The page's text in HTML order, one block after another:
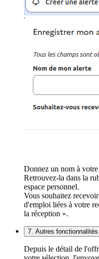
Donnez un nom à votre
Retrouvez-la dans la
espace personnel.
Vous souhaitez
d'emploi liées à votre
la réception ».
7. Autres fonctionnalités
Depuis le détail de